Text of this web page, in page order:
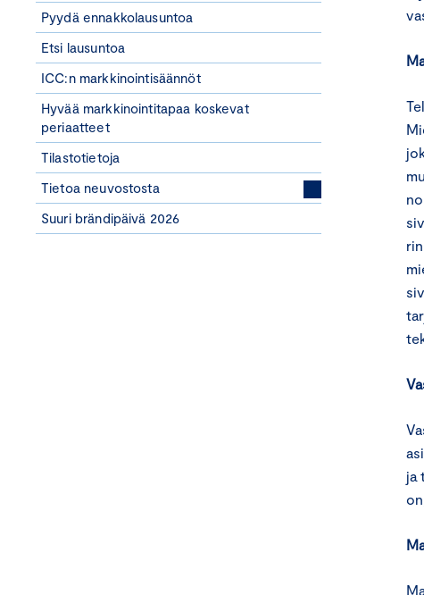
Pyydä ennakkolausuntoa
Etsi lausuntoa
ICC:n markkinointisäännöt
Hyvää markkinointitapaa koskevat
periaatteet
Tilastotietoja
Tietoa neuvostosta
Suuri brändipäivä 2026
ja